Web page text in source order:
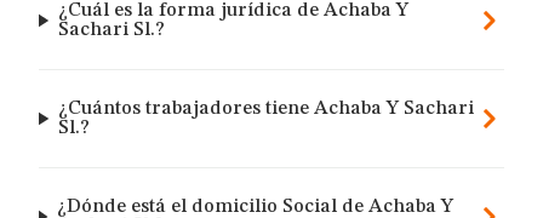
¿Cuál es la forma jurídica de Achaba Y
Sachari Sl.?
¿Cuántos trabajadores tiene Achaba Y Sachari
Sl.?
¿Dónde está el domicilio Social de Achaba Y